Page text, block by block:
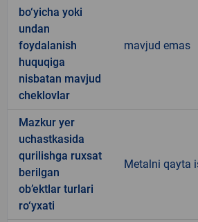
bo‘yicha yoki
undan
foydalanish
huquqiga
nisbatan mavjud
cheklovlar
mavjud emas
Mazkur yer
uchastkasida
qurilishga ruxsat
berilgan
ob’ektlar turlari
ro‘yxati
Metalni qayta